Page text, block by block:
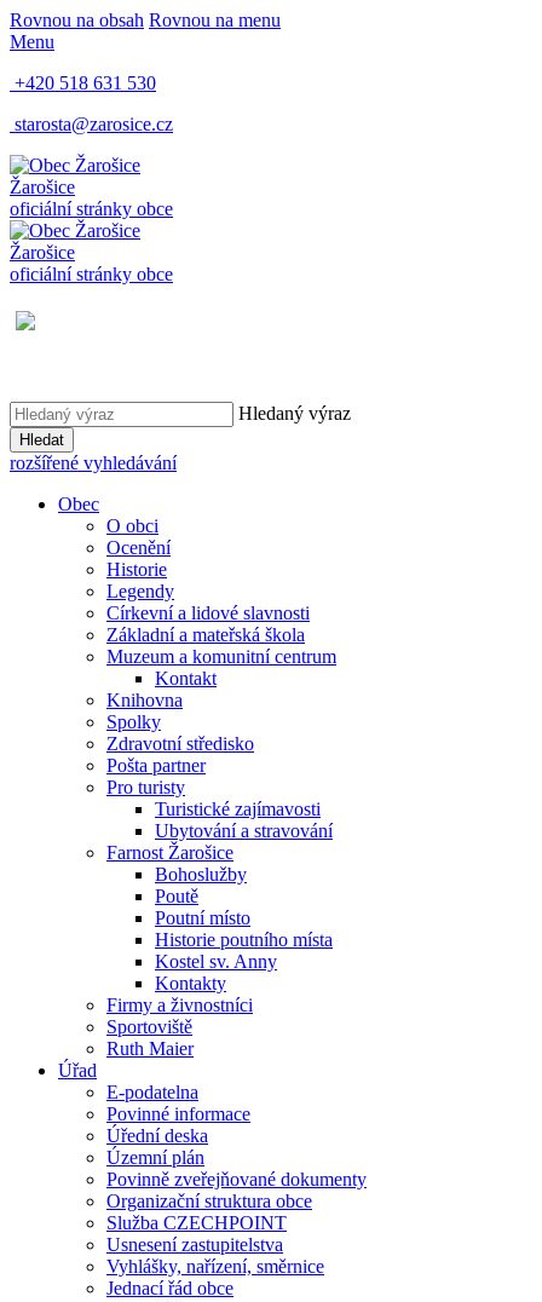
Rovnou na obsah Rovnou na menu
Menu
+420 518 631 530
starosta@zarosice.cz
Žarošice
oficiální stránky obce
Žarošice
oficiální stránky obce
Hledaný výraz
Hledat
rozšířené vyhledávání
Obec
O obci
Ocenění
Historie
Legendy
Církevní a lidové slavnosti
Základní a mateřská škola
Muzeum a komunitní centrum
Kontakt
Knihovna
Spolky
Zdravotní středisko
Pošta partner
Pro turisty
Turistické zajímavosti
Ubytování a stravování
Farnost Žarošice
Bohoslužby
Poutě
Poutní místo
Historie poutního místa
Kostel sv. Anny
Kontakty
Firmy a živnostníci
Sportoviště
Ruth Maier
Úřad
E-podatelna
Povinné informace
Úřední deska
Územní plán
Povinně zveřejňované dokumenty
Organizační struktura obce
Služba CZECHPOINT
Usnesení zastupitelstva
Vyhlášky, nařízení, směrnice
Jednací řád obce